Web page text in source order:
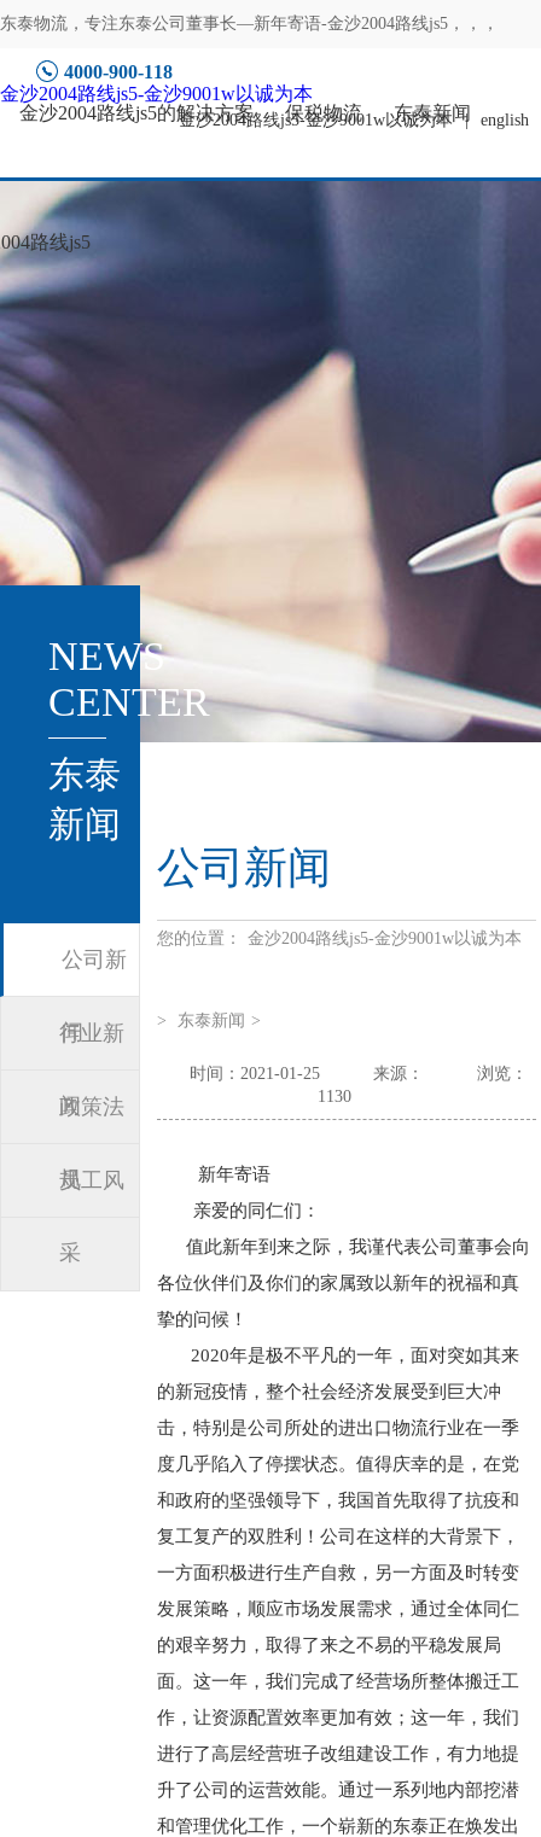
东泰物流，专注东泰公司董事长—新年寄语-金沙2004路线js5 ，，，
4000-900-118
金沙2004路线js5-金沙9001w以诚为本 | english
金沙2004路线js5-金沙9001w以诚为本
金沙2004路线js5的解决方案
保税物流 东泰新闻
路线js5
NEWS
CENTER
东泰
新闻
公司新
闻
行业新
闻
政策法
规
员工风
采
公司新闻
您的位置： 金沙2004路线js5-金沙9001w以诚为本
> 东泰新闻 >
时间：2021-01-25 来源：
浏览：
1130
新年寄语
亲爱的同仁们：
值此新年到来之际，我谨代表公司董事会向
各位伙伴们及你们的家属致以新年的祝福和真
挚的问候！
2020年是极不平凡的一年，面对突如其来
的新冠疫情，整个社会经济发展受到巨大冲
击，特别是公司所处的进出口物流行业在一季
度几乎陷入了停摆状态。值得庆幸的是，在党
和政府的坚强领导下，我国首先取得了抗疫和
复工复产的双胜利！公司在这样的大背景下，
一方面积极进行生产自救，另一方面及时转变
发展策略，顺应市场发展需求，通过全体同仁
的艰辛努力，取得了来之不易的平稳发展局
面。这一年，我们完成了经营场所整体搬迁工
作，让资源配置效率更加有效；这一年，我们
进行了高层经营班子改组建设工作，有力地提
升了公司的运营效能。通过一系列地内部挖潜
和管理优化工作，一个崭新的东泰正在焕发出